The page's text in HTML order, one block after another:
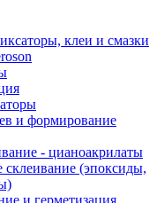
клеи и смазки
и формирование
- цианоакрилаты
склеивание (эпоксиды,
и герметизация